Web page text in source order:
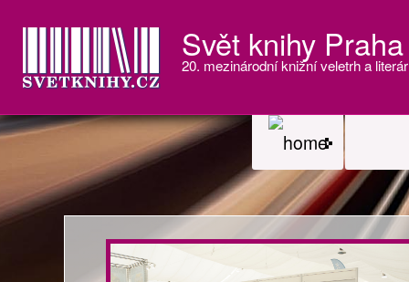
Svět knihy
20. mezinárodní knižní veletrh a